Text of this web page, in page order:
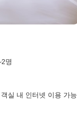
명
객실 내 인터넷 이용 가능